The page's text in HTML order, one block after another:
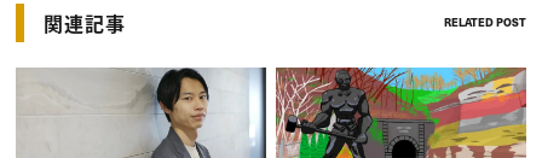
関連記事 RELATED POST